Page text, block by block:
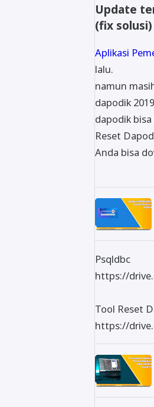
Update
(fix solusi)
Aplikasi
lalu.
namun
dapodik
dapodik
Reset
Anda bisa
Psqldbc
https://
Tool Reset
https://